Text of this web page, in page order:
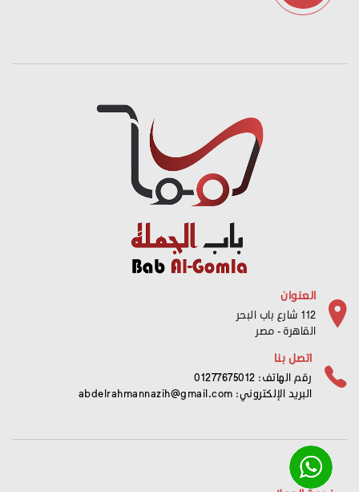
العنوان
112 شارع باب البحر
القاهرة - مصر
اتصل بنا
رقم الهاتف: 01277675012
البريد الإلكتروني: abdelrahmannazih@gmail.com